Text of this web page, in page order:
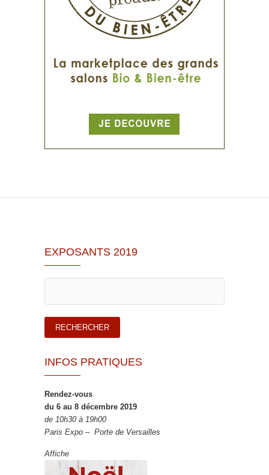
EXPOSANTS 2019
INFOS PRATIQUES
Rendez-vous
du 6 au 8 décembre 2019
de 10h30 à 19h00
Paris Expo – Porte de Versailles
Affiche